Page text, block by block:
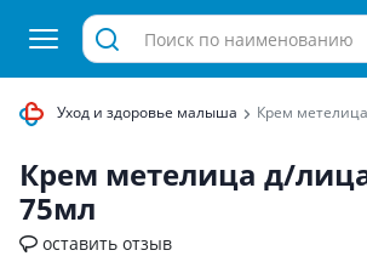
Уход и здоровье малыша Крем
Крем метелица д/
75мл
оставить отзыв